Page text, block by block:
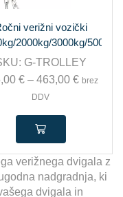
verižni vozički
2000kg/3000kg/5000kg
G-TROLLEY
€ – 463,00€ brez
DDV
verižnega dvigala z
nadgradnja, ki
dvigala in